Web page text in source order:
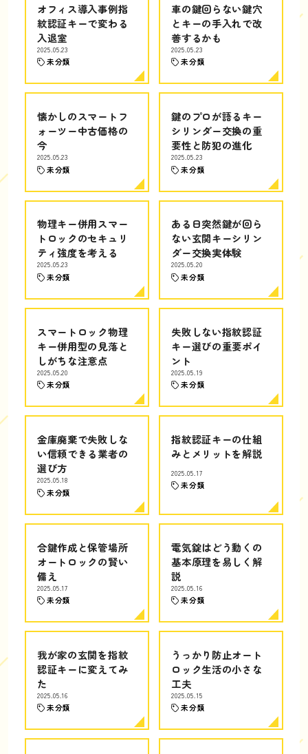
オフィス導入事例指
紋認証キーで変わる
入退室
2025.05.23
未分類
車の鍵回らない鍵穴
とキーの手入れで改
善するかも
2025.05.23
未分類
懐かしのスマートフ
ォーツー中古価格の
今
2025.05.23
未分類
鍵のプロが語るキー
シリンダー交換の重
要性と防犯の進化
2025.05.23
未分類
物理キー併用スマー
トロックのセキュリ
ティ強度を考える
2025.05.23
未分類
ある日突然鍵が回ら
ない玄関キーシリン
ダー交換実体験
2025.05.20
未分類
スマートロック物理
キー併用型の見落と
しがちな注意点
2025.05.20
未分類
失敗しない指紋認証
キー選びの重要ポイ
ント
2025.05.19
未分類
金庫廃棄で失敗しな
い信頼できる業者の
選び方
2025.05.18
未分類
指紋認証キーの仕組
みとメリットを解説
2025.05.17
未分類
合鍵作成と保管場所
オートロックの賢い
備え
2025.05.17
未分類
電気錠はどう動くの
基本原理を易しく解
説
2025.05.16
未分類
我が家の玄関を指紋
認証キーに変えてみ
た
2025.05.16
未分類
うっかり防止オート
ロック生活の小さな
工夫
2025.05.15
未分類